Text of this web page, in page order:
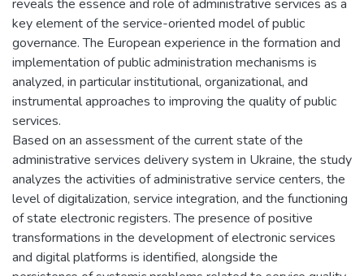
reveals the essence and role of administrative services as a
key element of the service-oriented model of public
governance. The European experience in the formation and
implementation of public administration mechanisms is
analyzed, in particular institutional, organizational, and
instrumental approaches to improving the quality of public
services.
Based on an assessment of the current state of the
administrative services delivery system in Ukraine, the study
analyzes the activities of administrative service centers, the
level of digitalization, service integration, and the functioning
of state electronic registers. The presence of positive
transformations in the development of electronic services
and digital platforms is identified, alongside the